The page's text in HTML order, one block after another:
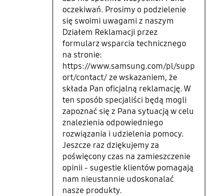
oczekiwań. Prosimy o podzielenie
się swoimi uwagami z naszym
Działem Reklamacji przez
formularz wsparcia technicznego
na stronie:
https://www.samsung.com/pl/supp
ort/contact/ ze wskazaniem, że
składa Pan oficjalną reklamację. W
ten sposób specjaliści będą mogli
zapoznać się z Pana sytuacją w celu
znalezienia odpowiedniego
rozwiązania i udzielenia pomocy.
Jeszcze raz dziękujemy za
poświęcony czas na zamieszczenie
opinii - sugestie klientów pomagają
nam nieustannie udoskonalać
nasze produkty.